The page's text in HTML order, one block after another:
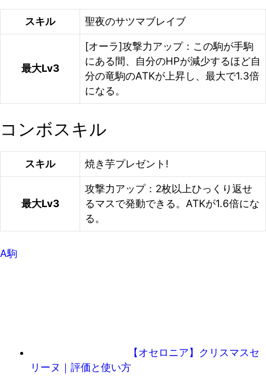
スキル 聖夜のサツマブレイブ
最大Lv3
[オーラ]攻撃力アップ：この駒が手駒
にある間、自分のHPが減少するほど自
分の竜駒のATKが上昇し、最大で1.3倍
になる。
コンボスキル
スキル 焼き芋プレゼント!
最大Lv3
攻撃力アップ：2枚以上ひっくり返せ
るマスで発動できる。ATKが1.6倍にな
る。
A駒
【オセロニア】クリスマスセ
リーヌ｜評価と使い方